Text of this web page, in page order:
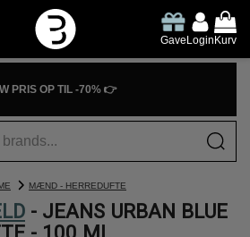
GaveLoginKurv
PRIS OP TIL -70% 👉
MÆND - HERREDUFTE
- JEANS URBAN BLUE